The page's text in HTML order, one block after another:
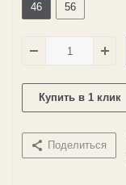
46 56
Купить в 1 клик
Поделиться